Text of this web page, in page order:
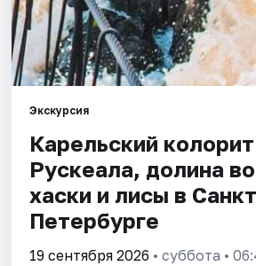
Экскурсия
Карельский
Рускеала, долина
хаски и лисы в
Петербурге
19 сентября 2026 • суббота •